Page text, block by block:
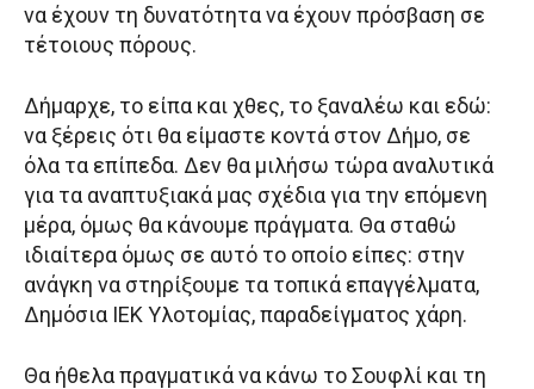
να έχουν τη δυνατότητα να έχουν πρόσβαση σε
τέτοιους πόρους.
Δήμαρχε, το είπα και χθες, το ξαναλέω και εδώ:
να ξέρεις ότι θα είμαστε κοντά στον Δήμο, σε
όλα τα επίπεδα. Δεν θα μιλήσω τώρα αναλυτικά
για τα αναπτυξιακά μας σχέδια για την επόμενη
μέρα, όμως θα κάνουμε πράγματα. Θα σταθώ
ιδιαίτερα όμως σε αυτό το οποίο είπες: στην
ανάγκη να στηρίξουμε τα τοπικά επαγγέλματα,
Δημόσια ΙΕΚ Υλοτομίας, παραδείγματος χάρη.
Θα ήθελα πραγματικά να κάνω το Σουφλί και τη